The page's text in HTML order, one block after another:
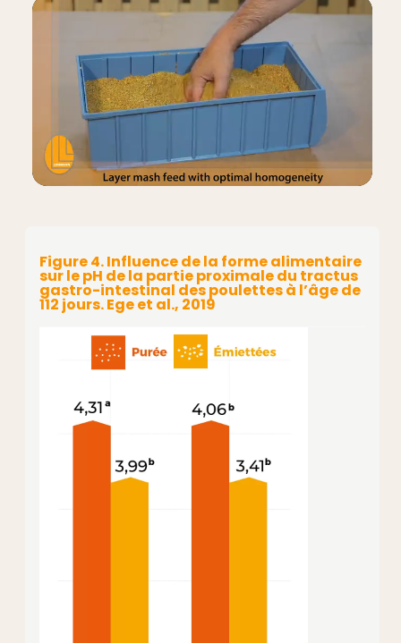
Figure 4. Influence de la forme alimentaire
sur le pH de la partie proximale du tractus
gastro-intestinal des poulettes à l’âge de
112 jours. Ege et al., 2019